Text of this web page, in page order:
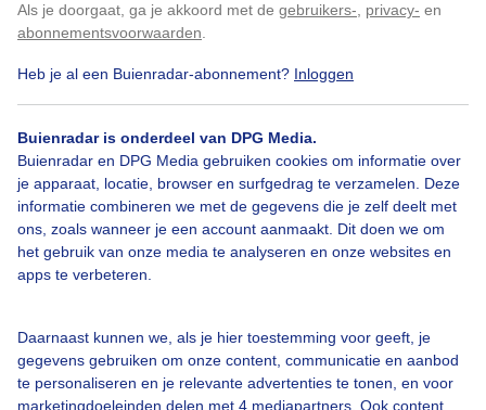
Als je doorgaat, ga je akkoord met de gebruikers- privacy- en
abonnementsvoorwaarden
Heb je al een Buienradar-abonnement? Inloggen
Buienradar is onderdeel van DPG Media.
Buienradar en DPG Media gebruiken cookies om informatie over
je apparaat, locatie, browser en surfgedrag te verzamelen. Deze
informatie combineren we met de gegevens die je zelf deelt met
ons, zoals wanneer je een account aanmaakt. Dit doen we om
het gebruik van onze media te analyseren en onze websites en
apps te verbeteren.
Daarnaast kunnen we, als je hier toestemming voor geeft, je
gegevens gebruiken om onze content, communicatie en aanbod
te personaliseren en je relevante advertenties te tonen, en voor
marketingdoeleinden delen met 4 mediapartners. Ook content
Door: Dilia van Zon Gemaakt: 24-06-2025, 44x bekeken
Bekijk slideshow
Een moment geduld aub...
Klik hierom dit aan te passen